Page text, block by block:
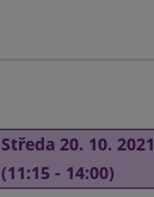
Středa 20. 10. 2021
(11:15 - 14:00)